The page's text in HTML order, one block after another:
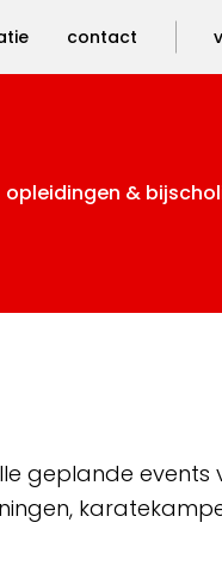
contact
opleidingen &
geplande